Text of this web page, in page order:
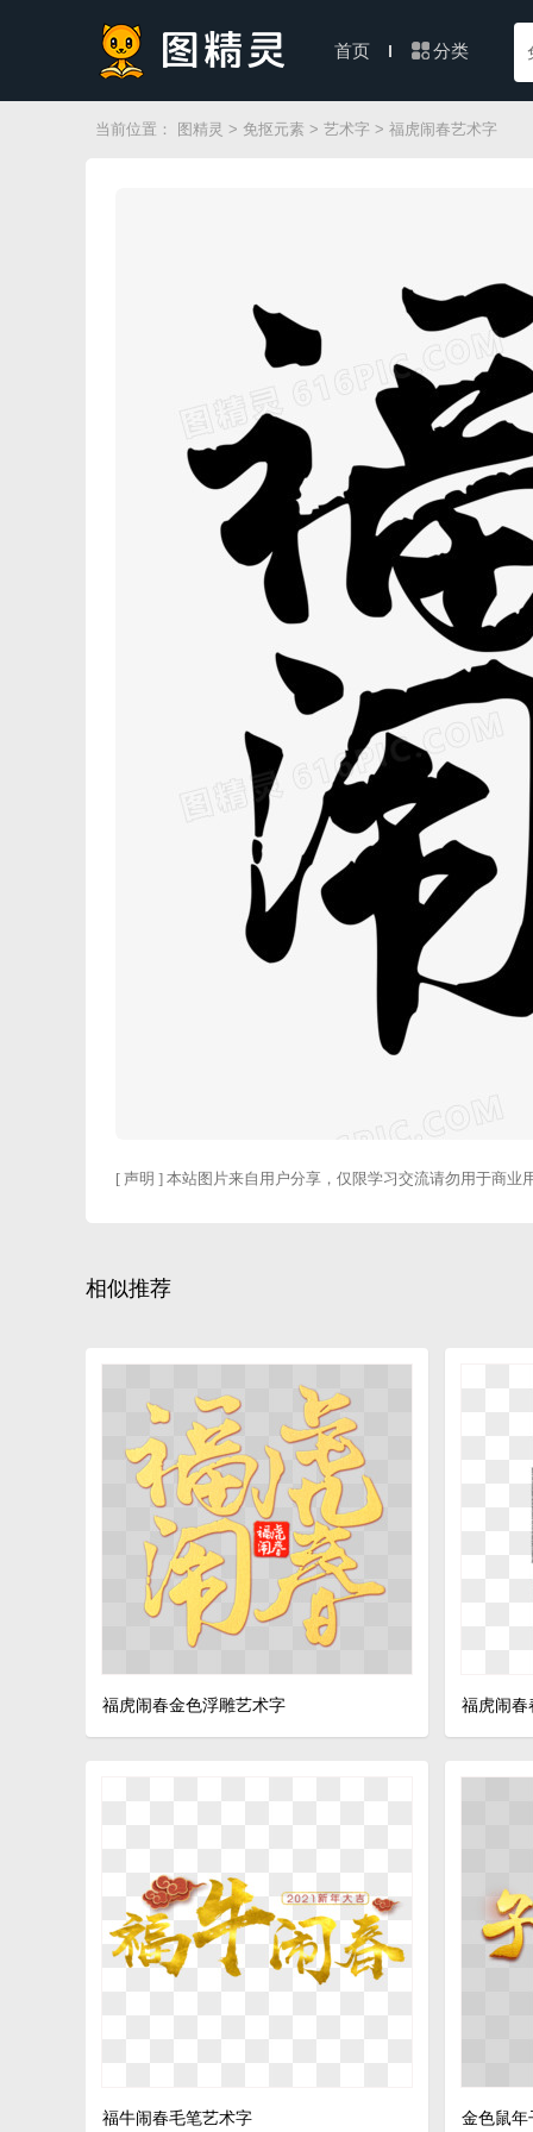
首页 分类
当前位置： 图精灵 > 免抠元素 > 艺术字 > 福虎闹春艺术字
[ 声明 ] 本站图片来自用户分享，仅限学习交流请勿用于商业
相似推荐
福虎闹春金色浮雕艺术字 福虎闹春
福牛闹春毛笔艺术字 金色鼠年